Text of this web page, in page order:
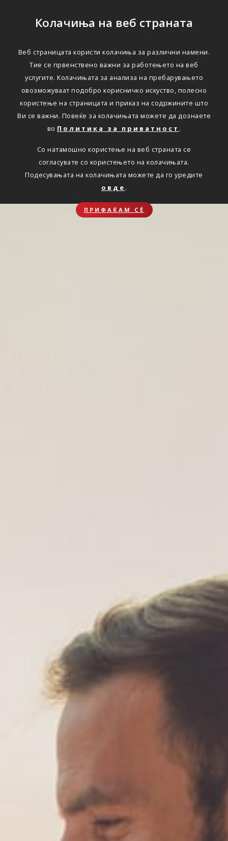
Колачиња на веб страната
Веб страницата користи колачиња за различни намени.
Тие се првенствено важни за работењето на веб
услугите. Колачињата за анализа на пребарувањето
овозможуваат подобро корисничко искуство, полесно
користење на страницата и приказ на содржините што
Ви се важни. Повеќе за колачињата можете да дознаете
во Политика за приватност .
Со натамошно користење на веб страната се
согласувате со користењето на колачињата.
Подесувањата на колачињата можете да го уредите
овде .
ПРИФАЌАМ СЀ